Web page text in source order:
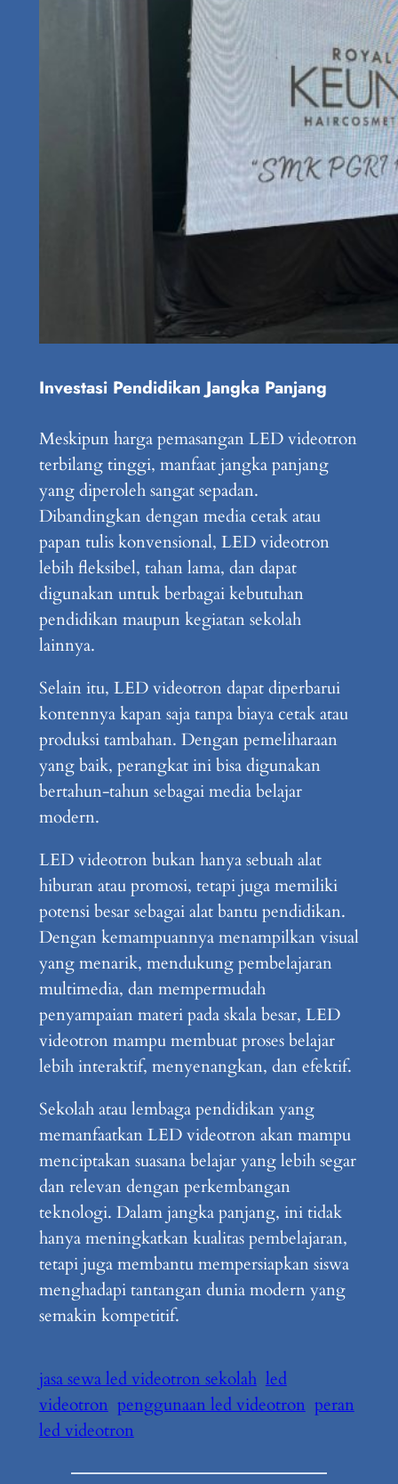
Investasi Pendidikan Jangka Panjang
Meskipun harga pemasangan LED videotron
terbilang tinggi, manfaat jangka panjang
yang diperoleh sangat sepadan.
Dibandingkan dengan media cetak atau
papan tulis konvensional, LED videotron
lebih fleksibel, tahan lama, dan dapat
digunakan untuk berbagai kebutuhan
pendidikan maupun kegiatan sekolah
lainnya.
Selain itu, LED videotron dapat diperbarui
kontennya kapan saja tanpa biaya cetak atau
produksi tambahan. Dengan pemeliharaan
yang baik, perangkat ini bisa digunakan
bertahun-tahun sebagai media belajar
modern.
LED videotron bukan hanya sebuah alat
hiburan atau promosi, tetapi juga memiliki
potensi besar sebagai alat bantu pendidikan.
Dengan kemampuannya menampilkan visual
yang menarik, mendukung pembelajaran
multimedia, dan mempermudah
penyampaian materi pada skala besar, LED
videotron mampu membuat proses belajar
lebih interaktif, menyenangkan, dan efektif.
Sekolah atau lembaga pendidikan yang
memanfaatkan LED videotron akan mampu
menciptakan suasana belajar yang lebih segar
dan relevan dengan perkembangan
teknologi. Dalam jangka panjang, ini tidak
hanya meningkatkan kualitas pembelajaran,
tetapi juga membantu mempersiapkan siswa
menghadapi tantangan dunia modern yang
semakin kompetitif.
jasa sewa led videotron sekolah led
videotron penggunaan led videotron peran
led videotron